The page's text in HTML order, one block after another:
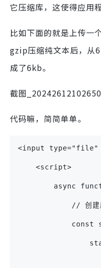
它压缩库，这使得应用
比如下面的就是上传一
gzip压缩纯文本后，从
成了6kb。
截图
代码嘛，简简单单。
<input
    <script>
async
// 创建
const